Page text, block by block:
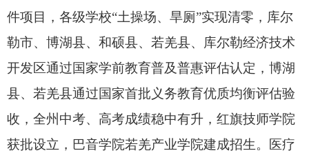
件项目， 各级学校“土操场、 旱厕”实现清零， 库尔
勒市、 博湖县、 和硕县、 若羌县、 库尔勒经济技术
开发区通过国家学前教育普及普惠评估认定， 博湖
县、 若羌县通过国家首批义务教育优质均衡评估验
收， 全州中考、 高考成绩稳中有升， 红旗技师学院
获批设立， 巴音学院若羌产业学院建成招生。
医疗